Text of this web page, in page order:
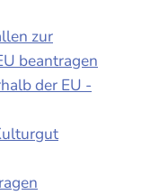
zur
beantragen
der EU -